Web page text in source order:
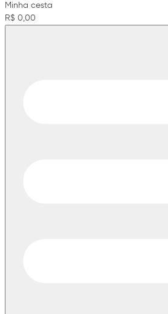
Minha cesta
R$ 0,00